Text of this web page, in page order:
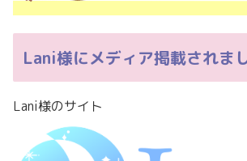
Lani様にメディア掲載されま
Lani様のサイト